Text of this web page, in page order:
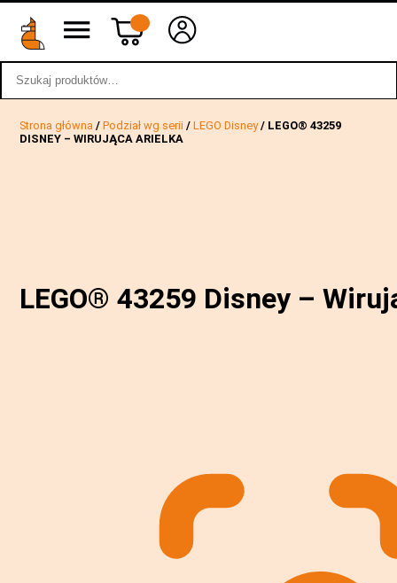
wstecz
Strona główna /Podział wg serii /LEGO Disney/ LEGO® 43259
DISNEY – WIRUJĄCA ARIELKA
LEGO® 43259 Disney –